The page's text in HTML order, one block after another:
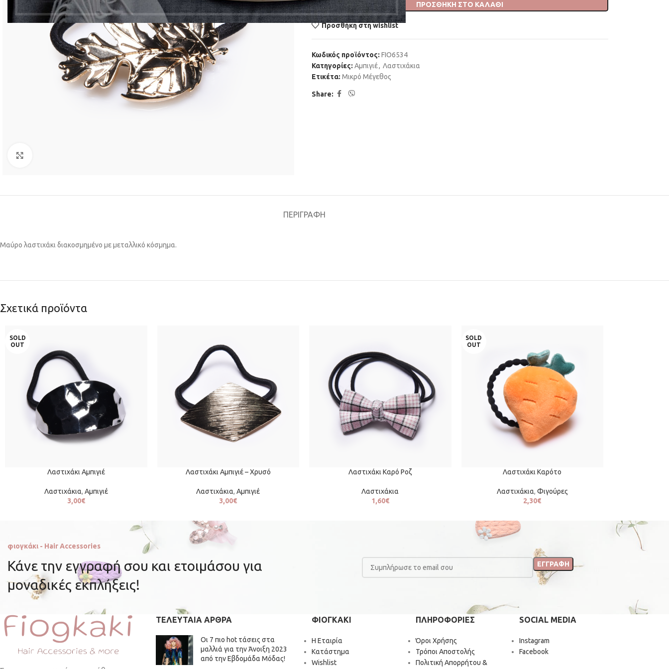
ΠΡΟΣΘΉΚΗ ΣΤΟ ΚΑΛΆΘΙ
Προσθήκη στη wishlist
Κωδικός προϊόντος: FIO6534
Κατηγορίες: Αμπιγιέ, Λαστιχάκια
Ετικέτα: Μικρό Μέγεθος
Share:
ΠΕΡΙΓΡΑΦΉ
Μαύρο λαστιχάκι διακοσμημένο με μεταλλικό κόσμημα.
Σχετικά προϊόντα
SOLD
OUT
Λαστιχάκι Αμπιγιέ
Λαστιχάκια, Αμπιγιέ
3,00€
Λαστιχάκι Αμπιγιέ – Χρυσό
Λαστιχάκια,Αμπιγιέ
3,00€
Λαστιχάκι Καρό Ροζ
Λαστιχάκια
1,60€
SOLD
OUT
Λαστιχάκι Καρότο
Λαστιχάκια, Φιγούρες
2,30€
φιογκάκι - Hair Accessories
Κάνε την εγγραφή σου και ετοιμάσου για
μοναδικές εκπλήξεις!
ΤΕΛΕΥΤΑΊΑ ΆΡΘΡΑ
Οι 7 πιο hot τάσεις στα
μαλλιά για την Άνοιξη 2023
από την Εβδομάδα Μόδας!
ΦΙΟΓΚΑΚΙ
Η Εταιρία
Κατάστημα
Wishlist
ΠΛΗΡΟΦΟΡΙΕΣ
Όροι Χρήσης
Τρόποι Αποστολής
Πολιτική Απορρήτου &
SOCIAL MEDIA
Instagram
Facebook